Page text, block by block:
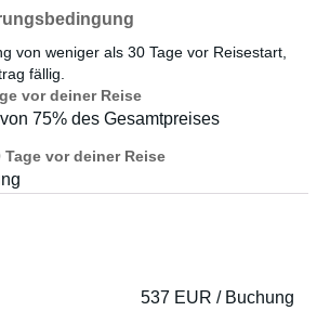
Stühle
(für 2 Fahrräder)
für den Außenbereich
von weniger als 30 Tage vor Reisestart,
fällig.
vor deiner Reise
75% des Gesamtpreises
Tage vor deiner Reise
537 EUR / Buchung